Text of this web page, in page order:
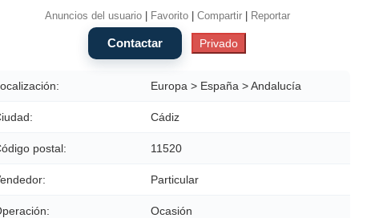
Anuncios del usuario| Favorito| Compartir| Reportar
Europa > España > Andalucía
Cádiz
postal: 11520
Particular
Ocasión